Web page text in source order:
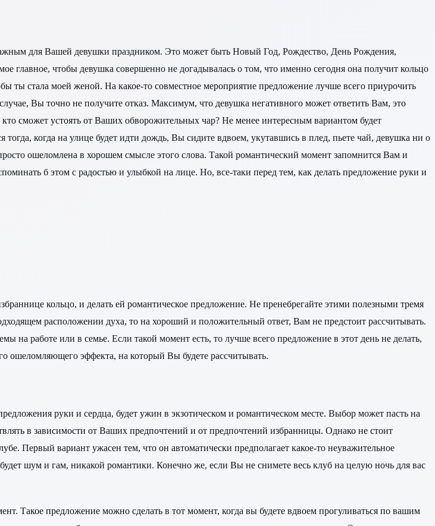
для Вашей девушки праздником. Это может быть Новый Год, Рождество, День Рождения,
главное, чтобы девушка совершенно не догадывалась о том, что именно сегодня она получит кольцо
ты стала моей женой. На какое-то совместное мероприятие предложение лучше всего приурочить
Вы точно не получите отказ. Максимум, что девушка негативного может ответить Вам, это
сможет устоять от Ваших обворожительных чар? Не менее интересным вариантом будет
когда на улице будет идти дождь, Вы сидите вдвоем, укутавшись в плед, пьете чай, девушка ни о
ошеломлена в хорошем смысле этого слова. Такой романтический момент запомнится Вам и
б этом с радостью и улыбкой на лице. Но, все-таки перед тем, как делать предложение руки и
кольцо, и делать ей романтическое предложение. Не пренебрегайте этими полезными тремя
расположении духа, то на хороший и положительный ответ, Вам не предстоит рассчитывать.
на работе или в семье. Если такой момент есть, то лучше всего предложение в этот день не делать,
ошеломляющего эффекта, на который Вы будете рассчитывать.
руки и сердца, будет ужин в экзотическом и романтическом месте. Выбор может пасть на
в зависимости от Ваших предпочтений и от предпочтений избранницы. Однако не стоит
Первый вариант ужасен тем, что он автоматически предполагает какое-то неуважительное
шум и гам, никакой романтики. Конечно же, если Вы не снимете весь клуб на целую ночь для вас
Такое предложение можно сделать в тот момент, когда вы будете вдвоем прогуливаться по вашим